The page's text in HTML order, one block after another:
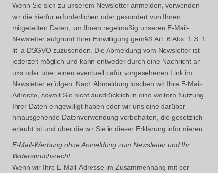
Wenn Sie sich zu unserem Newsletter anmelden, verwenden
wir die hierfür erforderlichen oder gesondert von Ihnen
mitgeteilten Daten, um Ihnen regelmäßig unseren E-Mail-
Newsletter aufgrund Ihrer Einwilligung gemäß Art. 6 Abs. 1 S. 1
lit. a DSGVO zuzusenden. Die Abmeldung vom Newsletter ist
jederzeit möglich und kann entweder durch eine Nachricht an
uns oder über einen eventuell dafür vorgesehenen Link im
Newsletter erfolgen. Nach Abmeldung löschen wir Ihre E-Mail-
Adresse, soweit Sie nicht ausdrücklich in eine weitere Nutzung
Ihrer Daten eingewilligt haben oder wir uns eine darüber
hinausgehende Datenverwendung vorbehalten, die gesetzlich
erlaubt ist und über die wir Sie in dieser Erklärung informieren.
E-Mail-Werbung ohne Anmeldung zum Newsletter und Ihr
Widerspruchsrecht:
Wenn wir Ihre E-Mail-Adresse im Zusammenhang mit der